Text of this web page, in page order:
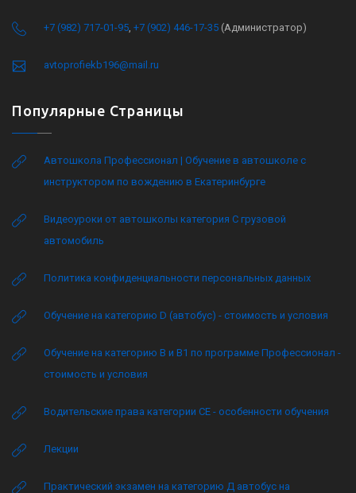
+7 (982) 717-01-95 +7 (902) 446-17-35 (Администратор)
avtoprofiekb196@mail.ru
Популярные Страницы
Автошкола Профессионал | Обучение в автошколе с
инструктором по вождению в Екатеринбурге
Видеоуроки от автошколы категория C грузовой
автомобиль
Политика конфиденциальности персональных данных
Обучение на категорию D (автобус) - стоимость и условия
Обучение на категорию B и B1 по программе Профессионал -
стоимость и условия
Водительские права категории CE - особенности обучения
Лекции
Практический экзамен на категорию Д автобус на